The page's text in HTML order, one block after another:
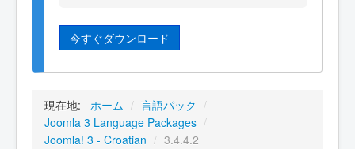
今すぐダウンロード
現在地: ホーム / 言語パック /
Joomla 3 Language Packages /
Joomla! 3 - Croatian / 3.4.4.2